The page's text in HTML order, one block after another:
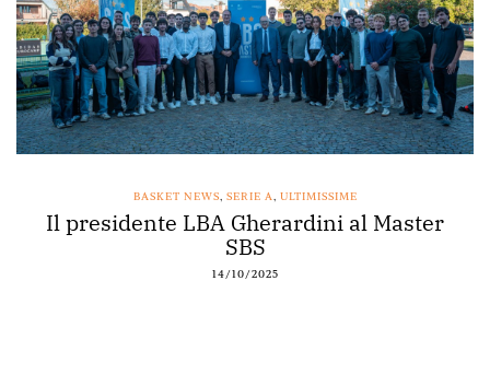
BASKET NEWS, SERIE A, ULTIMISSIME
Il presidente LBA Gherardini al Master
SBS
14/10/2025